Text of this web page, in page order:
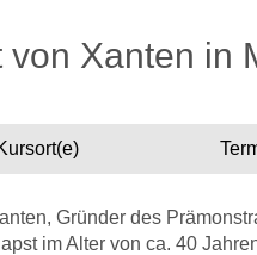
Xanten in
Gründer des
im Alter von ca. 40